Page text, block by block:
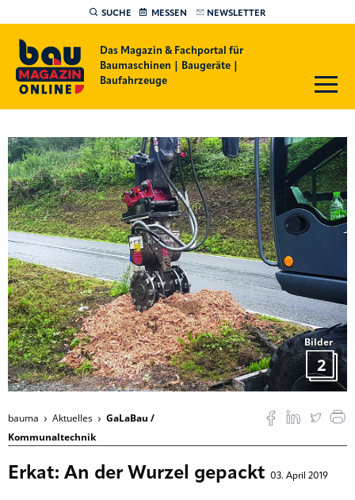
SUCHE MESSEN NEWSLETTER
Das Magazin & Fachportal für
Baumaschinen | Baugeräte |
Baufahrzeuge
Bilder
2
bauma Aktuelles
GaLaBau /
Kommunaltechnik
Erkat: An der Wurzel gepackt 03. April 2019